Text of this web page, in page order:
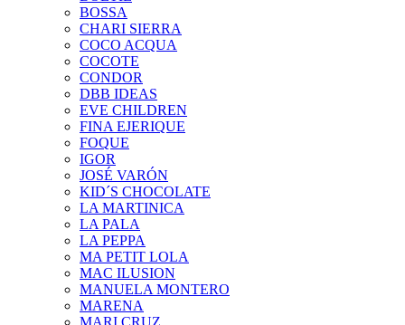
BOSSA
CHARI SIERRA
COCO ACQUA
COCOTE
CONDOR
DBB IDEAS
EVE CHILDREN
FINA EJERIQUE
FOQUE
IGOR
JOSÉ VARÓN
KID´S CHOCOLATE
LA MARTINICA
LA PALA
LA PEPPA
MA PETIT LOLA
MAC ILUSION
MANUELA MONTERO
MARENA